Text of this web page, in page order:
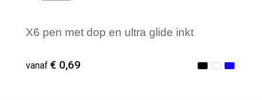
X6 pen met dop en ultra glide inkt
vanaf € 0,69